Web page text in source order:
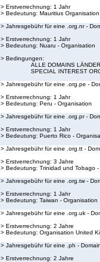
> Erstverrechnung: 1 Jahr
> Bedeutung: Mauritius Organisation
> Jahresgebühr für eine .org.nr -
> Erstverrechnung: 1 Jahr
> Bedeutung: Nuaru - Organisation
> Bedingungen:
ALLE DOMAINS
SPECIAL INTEREST
> Jahresgebühr für eine .org.pe -
> Erstverrechnung: 1 Jahr
> Bedeutung: Peru - Organisation
> Jahresgebühr für eine .org.pr -
> Erstverrechnung: 1 Jahr
> Bedeutung: Puerto Rico -
> Jahresgebühr für eine .org.tt -
> Erstverrechnung: 3 Jahre
> Bedeutung: Trinidad und Tobago
> Jahresgebühr für eine .org.tw -
> Erstverrechnung: 1 Jahr
> Bedeutung: Taiwan - Organisation
> Jahresgebühr für eine .org.uk -
> Erstverrechnung: 2 Jahre
> Bedeutung: Organisation United
> Jahresgebühr für eine .ph -
> Erstverrechnung: 2 Jahre